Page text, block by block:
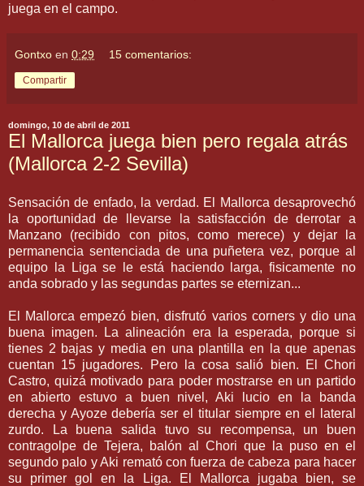
juega en el campo.
Gontxo en 0:29 15 comentarios:
Compartir
domingo, 10 de abril de 2011
El Mallorca juega bien pero regala atrás
(Mallorca 2-2 Sevilla)
Sensación de enfado, la verdad. El Mallorca desaprovechó
la oportunidad de llevarse la satisfacción de derrotar a
Manzano (recibido con pitos, como merece) y dejar la
permanencia sentenciada de una puñetera vez, porque al
equipo la Liga se le está haciendo larga, fisicamente no
anda sobrado y las segundas partes se eternizan...
El Mallorca empezó bien, disfrutó varios corners y dio una
buena imagen. La alineación era la esperada, porque si
tienes 2 bajas y media en una plantilla en la que apenas
cuentan 15 jugadores. Pero la cosa salió bien. El Chori
Castro, quizá motivado para poder mostrarse en un partido
en abierto estuvo a buen nivel, Aki lucio en la banda
derecha y Ayoze debería ser el titular siempre en el lateral
zurdo. La buena salida tuvo su recompensa, un buen
contragolpe de Tejera, balón al Chori que la puso en el
segundo palo y Aki remató con fuerza de cabeza para hacer
su primer gol en la Liga. El Mallorca jugaba bien, se